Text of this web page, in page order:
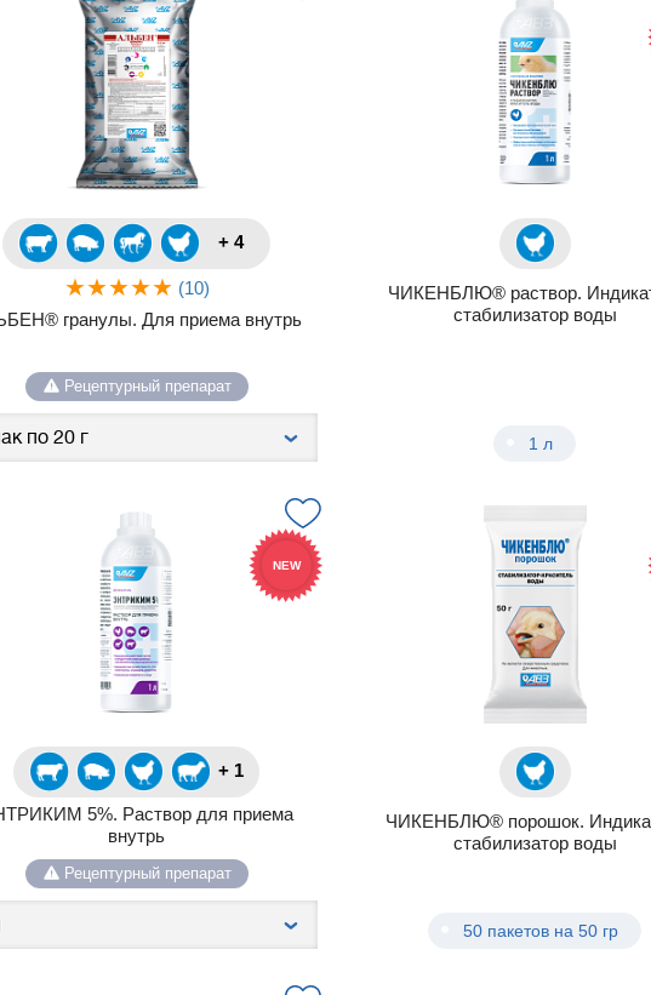
+ 4
(10)
гранулы. Для приема внутрь
Рецептурный препарат
ЧИКЕНБЛЮ® раствор.
стабилизатор воды
1 л
NEW
+ 1
5%. Раствор для приема
внутрь
Рецептурный препарат
ЧИКЕНБЛЮ® порошок.
стабилизатор воды
50 пакетов на 50 гр